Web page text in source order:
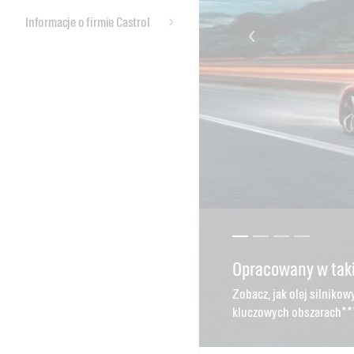
Informacje o firmie Castrol
Opracowany w
Zobacz, jak olej
kluczowych
GTX - Przyczynia
Program
Znajdź właściwy